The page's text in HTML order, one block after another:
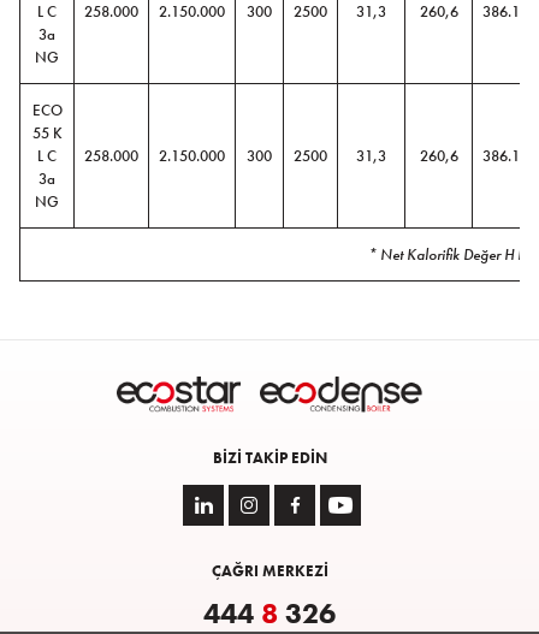
L C
3a
NG
258.000 2.150.000 300 2500 31,3 260,6 386.140
ECO
55 K
L C
3a
NG
258.000 2.150.000 300 2500 31,3 260,6 386.140
* Net Kalorifik Değer H
BIZI TAKIP EDIN
ÇAĞRI MERKEZİ
444 8326